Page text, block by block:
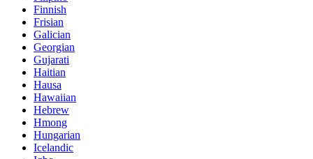
Finnish
Frisian
Galician
Georgian
Gujarati
Haitian
Hausa
Hawaiian
Hebrew
Hmong
Hungarian
Icelandic